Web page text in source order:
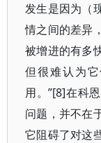
发生是因为（
情之间的差异
被增进的有多
但很难认为
用。”[8]在科
问题，并不在
它阻碍了对这